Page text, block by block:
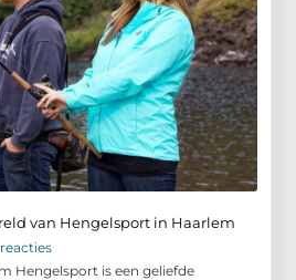
van Hengelsport in Haarlem
Hengelsport is een geliefde